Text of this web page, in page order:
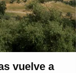
vuelve a